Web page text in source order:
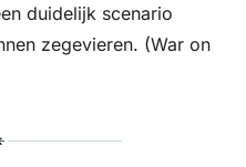
duidelijk scenario
zegevieren. (War on